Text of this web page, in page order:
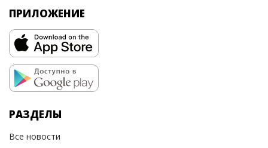
ПРИЛОЖЕНИЕ
РАЗДЕЛЫ
Все новости